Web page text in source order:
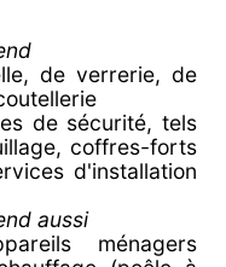
de verrerie, de
de sécurité, tels
coffres-forts
d'installation
aussi
ménagers